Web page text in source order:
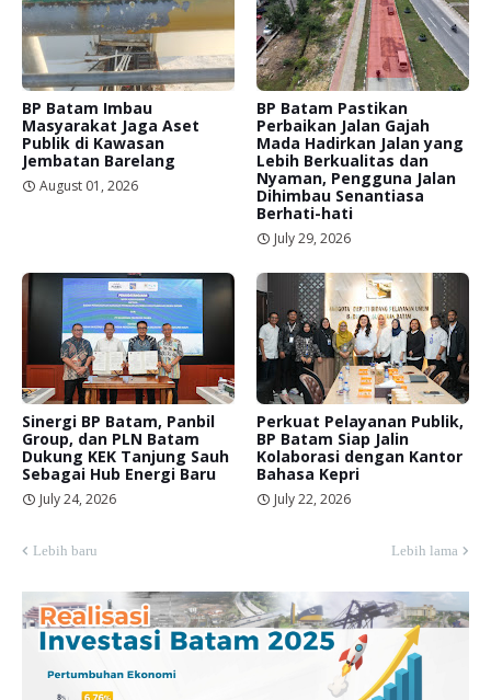
BP Batam Imbau
Masyarakat Jaga Aset
Publik di Kawasan
Jembatan Barelang
August 01, 2026
BP Batam Pastikan
Perbaikan Jalan Gajah
Mada Hadirkan Jalan yang
Lebih Berkualitas dan
Nyaman, Pengguna Jalan
Dihimbau Senantiasa
Berhati-hati
July 29, 2026
Sinergi BP Batam, Panbil
Group, dan PLN Batam
Dukung KEK Tanjung Sauh
Sebagai Hub Energi Baru
July 24, 2026
Perkuat Pelayanan Publik,
BP Batam Siap Jalin
Kolaborasi dengan Kantor
Bahasa Kepri
July 22, 2026
Lebih baru Lebih lama